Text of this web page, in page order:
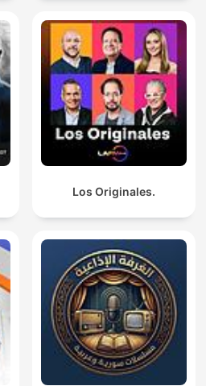
Los Originales.